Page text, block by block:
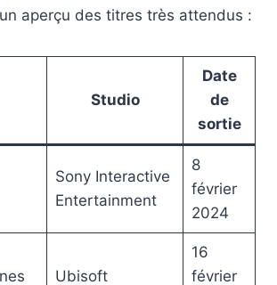
aperçu des titres très attendus :
Studio
Date
de
sortie
Sony Interactive
Entertainment
8
février
2024
Ubisoft
16
février